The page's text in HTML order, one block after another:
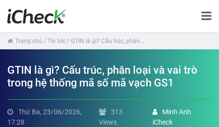
Trang chủ / Tin tức / GTIN là gì? Cấu trúc, phân...
GTIN là gì? Cấu trúc, phân loại và vai trò
trong hệ thống mã số mã vạch GS1
Thứ Ba, 23/06/2026,
17:28
313
Views
Minh Anh
iCheck